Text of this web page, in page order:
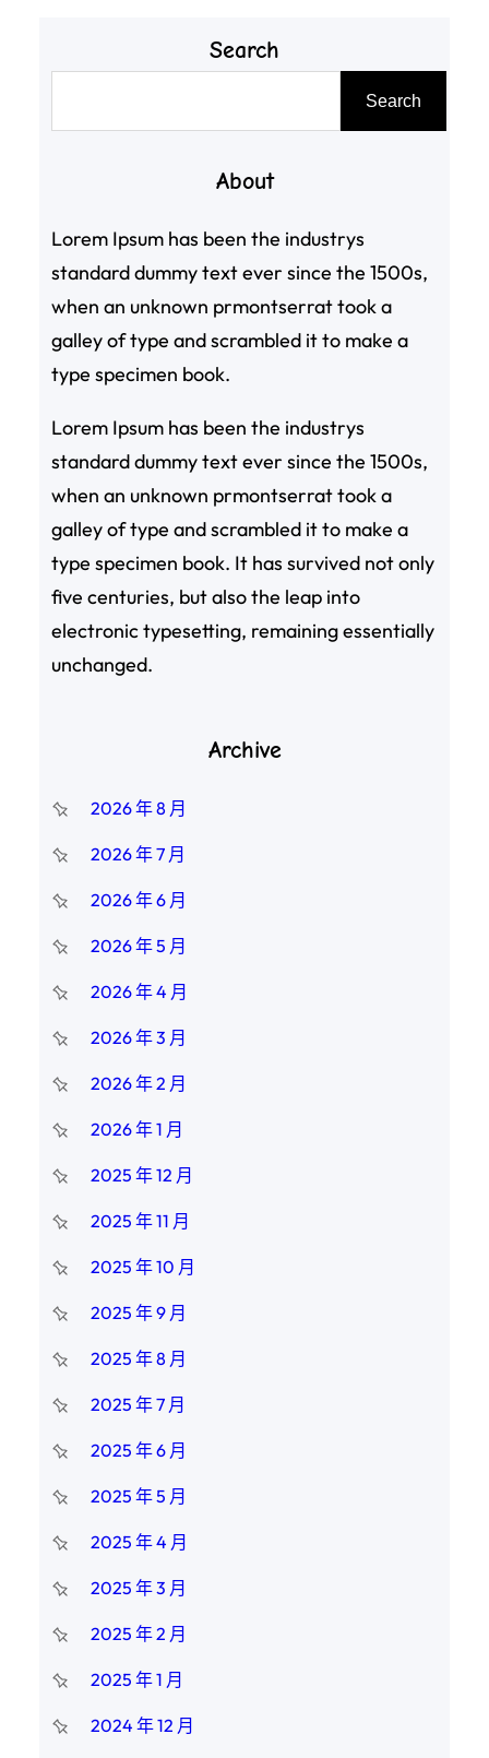
Search
Search
About
Lorem Ipsum has been the industrys
standard dummy text ever since the 1500s,
when an unknown prmontserrat took a
galley of type and scrambled it to make a
type specimen book.
Lorem Ipsum has been the industrys
standard dummy text ever since the 1500s,
when an unknown prmontserrat took a
galley of type and scrambled it to make a
type specimen book. It has survived not only
five centuries, but also the leap into
electronic typesetting, remaining essentially
unchanged.
Archive
2026 年 8 月
2026 年 7 月
2026 年 6 月
2026 年 5 月
2026 年 4 月
2026 年 3 月
2026 年 2 月
2026 年 1 月
2025 年 12 月
2025 年 11 月
2025 年 10 月
2025 年 9 月
2025 年 8 月
2025 年 7 月
2025 年 6 月
2025 年 5 月
2025 年 4 月
2025 年 3 月
2025 年 2 月
2025 年 1 月
2024 年 12 月